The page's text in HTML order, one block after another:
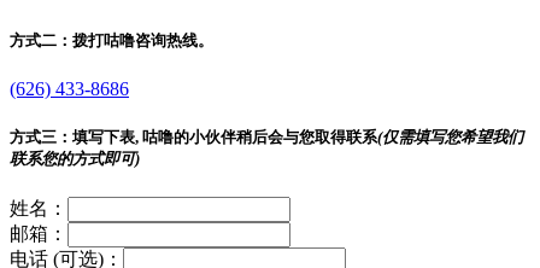
方式二： 拨打咕噜咨询热线。
(626) 433-8686
方式三： 填写下表, 咕噜的小伙伴稍后会与您取得联系(仅需填写您希望我们
联系您的方式即可)
姓名：
邮箱：
电话 (可选)：